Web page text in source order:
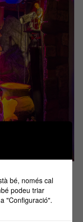
bé, només cal
podeu triar
"Configuració".